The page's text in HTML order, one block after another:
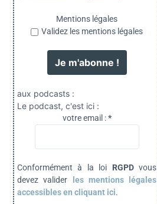
Mentions légales
Validez les mentions légales
aux podcasts :
Le podcast, c'est ici :
votre email :*
Conformément à la loi RGPDvous
devez valider
les mentions légales
accessibles en cliquant ici.